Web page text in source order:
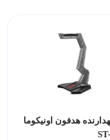
هدفون اونیکوما